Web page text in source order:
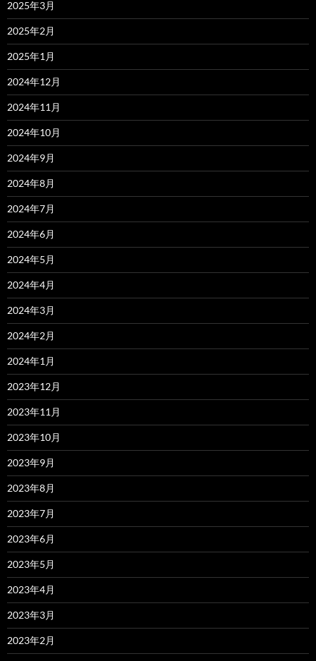
2025年3月
2025年2月
2025年1月
2024年12月
2024年11月
2024年10月
2024年9月
2024年8月
2024年7月
2024年6月
2024年5月
2024年4月
2024年3月
2024年2月
2024年1月
2023年12月
2023年11月
2023年10月
2023年9月
2023年8月
2023年7月
2023年6月
2023年5月
2023年4月
2023年3月
2023年2月